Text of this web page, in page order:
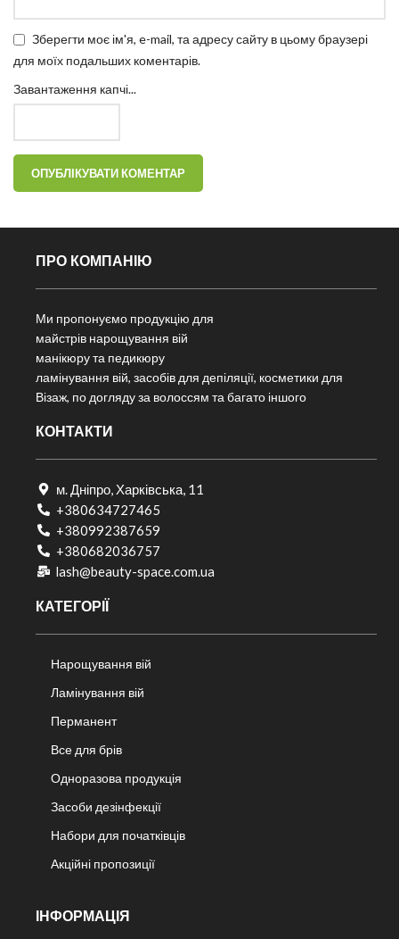
Зберегти моє ім'я, e-mail, та адресу сайту в цьому браузері
для моїх подальших коментарів.
Завантаження капчі...
ПРО КОМПАНІЮ
Ми пропонуємо продукцію для
майстрів нарощування вій
манікюру та педикюру
ламінування вій, засобів для депіляції, косметики для
Візаж, по догляду за волоссям та багато іншого
КОНТАКТИ
м. Дніпро, Харківська, 11
+380634727465
+380992387659
+380682036757​
lash@beauty-space.com.ua
КАТЕГОРІЇ
Нарощування вій
Ламінування вій
Перманент
Все для брів
Одноразова продукція
Засоби дезінфекції
Набори для початківців
Акційні пропозиції
ІНФОРМАЦІЯ